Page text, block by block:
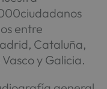
entre
Cataluña,
y Galicia.